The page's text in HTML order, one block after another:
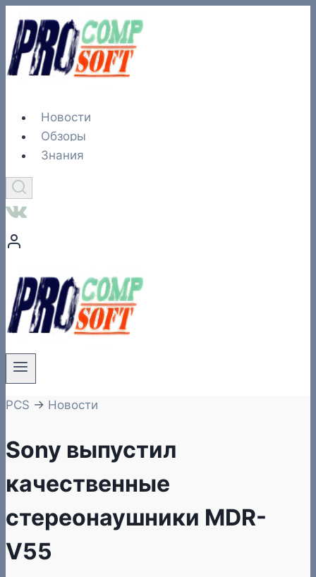
Перейти
содержимому
Новости
Обзоры
Знания
PCS → Новости
Sony выпустил
качественные
стереонаушники MDR-
V55